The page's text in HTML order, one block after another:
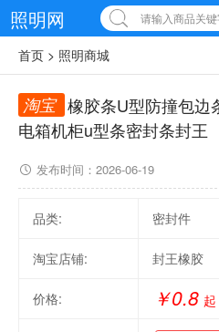
照明网 请输入商品关
首页 > 照明商城
淘宝 橡胶条U型防撞包边
电箱机柜u型条密封条封王
发布时间： 2026-06-19
品类: 密封件
淘宝店铺: 封王橡胶
价格: ￥0.8 起